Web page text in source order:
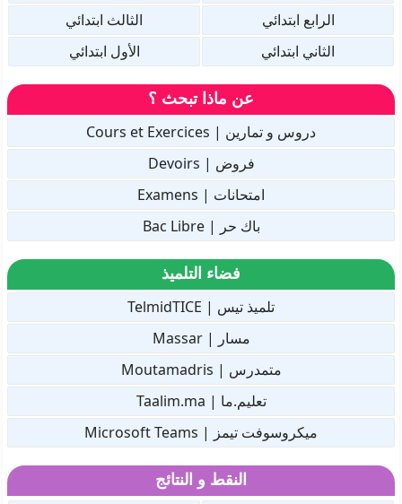
الرابع ابتدائي
الثالث ابتدائي
الثاني ابتدائي
الأول ابتدائي
عن ماذا تبحث ؟
دروس و تمارين | Cours et Exercices
فروض | Devoirs
امتحانات | Examens
باك حر | Bac Libre
فضاء التلميذ
تلميذ تيس | TelmidTICE
مسار | Massar
متمدرس | Moutamadris
تعليم.ما | Taalim.ma
ميكروسوفت تيمز | Microsoft Teams
النقط و النتائج